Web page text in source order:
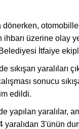
dönerken,
üzerine olay
İtfaiye
yaralıları
sonucu
edildi.
yapılan yaralılar,
yaralıdan 3'ünün